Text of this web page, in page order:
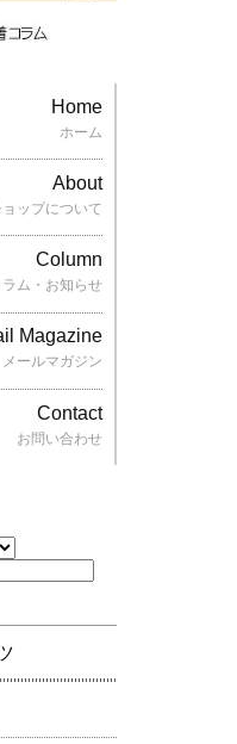
Home
ホーム
About
ョップについて
Column
ラム・お知らせ
Magazine
メールマガジン
Contact
お問い合わせ